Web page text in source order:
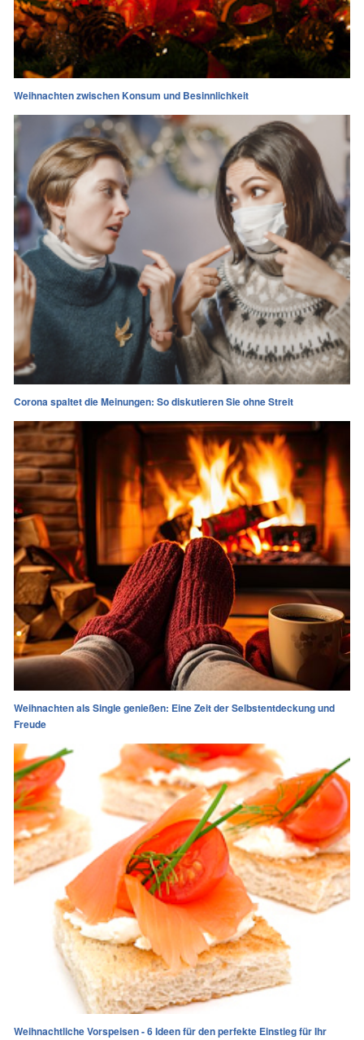
Weihnachten zwischen Konsum und Besinnlichkeit
Corona spaltet die Meinungen: So diskutieren Sie ohne Streit
Weihnachten als Single genießen: Eine Zeit der Selbstentdeckung und
Freude
Weihnachtliche Vorspeisen - 6 Ideen für den perfekte Einstieg für Ihr